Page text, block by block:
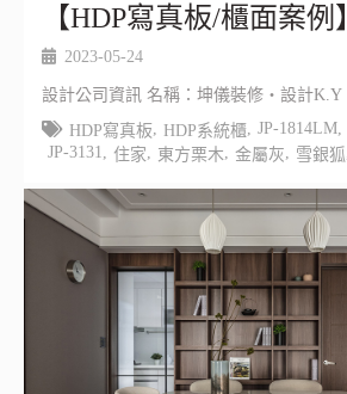
【HDP寫真板/櫃面案
2023-05-24
設計公司資訊 名稱：坤儀裝修‧設計K.Y
HDP寫真板
HDP系統櫃, JP-1814LM,
JP-3131
住家 東方栗木 金屬灰 雪銀狐